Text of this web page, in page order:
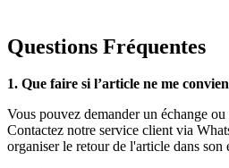
Questions Fréquentes
1. Que faire si l’article ne me
Vous pouvez demander un échange
Contactez notre service client via
organiser le retour de l'article dans son